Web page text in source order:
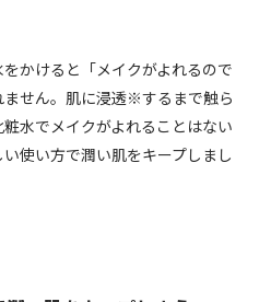
かけると「メイクがよれるので
せん。肌に浸透※するまで触ら
水でメイクがよれることはない
使い方で潤い肌をキープしまし